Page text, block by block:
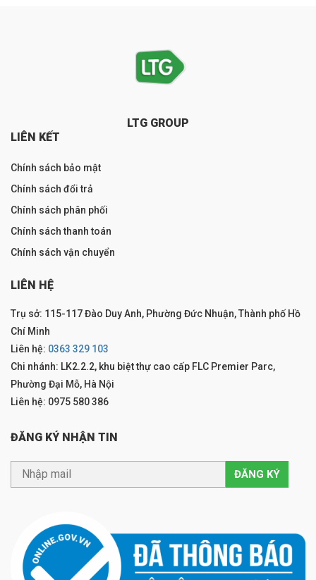
LTG GROUP
LIÊN KẾT
Chính sách bảo mật
Chính sách đổi trả
Chính sách phân phối
Chính sách thanh toán
Chính sách vận chuyển
LIÊN HỆ
Trụ sở: 115-117 Đào Duy Anh, Phường Đức Nhuận, Thành phố Hồ
Chí Minh
Liên hệ: 0363 329 103
Chi nhánh: LK2.2.2, khu biệt thự cao cấp FLC Premier Parc,
Phường Đại Mỗ, Hà Nội
Liên hệ: 0975 580 386
ĐĂNG KÝ NHẬN TIN